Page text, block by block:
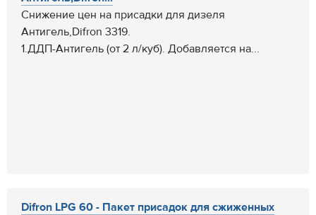
Снижение цен на присадки для дизеля
Антигель,Difron 3319.
1.ДДП-Антигель (от 2 л/куб). Добавляется на...
Difron LPG 60 - Пакет присадок для сжиженных